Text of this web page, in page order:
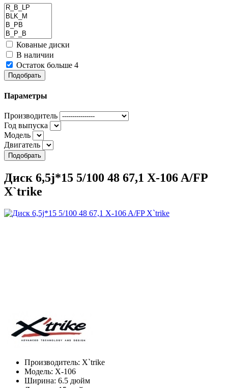
Кованые диски
В наличии
Остаток больше 4
Подобрать
Параметры
Производитель
Год выпуска
Модель
Двигатель
Подобрать
Диск 6,5j*15 5/100 48 67,1 X-106 A/FP
X`trike
Производитель: X`trike
Модель: X-106
Ширина: 6.5 дюйм